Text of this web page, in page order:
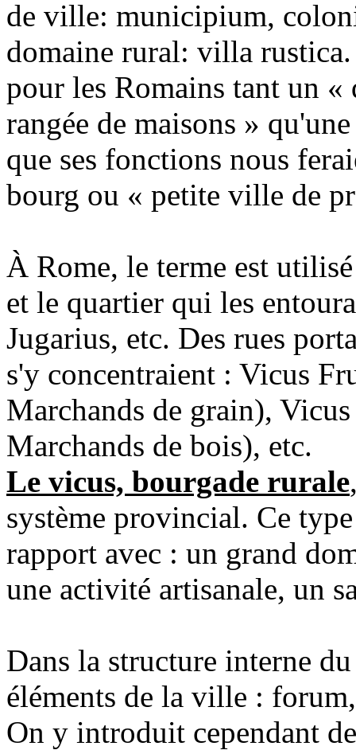
de ville: municipium,
domaine rural: villa
pour les Romains tant un
rangée de maisons »
que ses fonctions nous
bourg ou « petite ville de
À Rome, le terme est
et le quartier qui les
Jugarius, etc. Des rues
s'y concentraient : Vicus
Marchands de grain),
Marchands de bois), etc.
Le vicus, bourgade rurale
système provincial. Ce
rapport avec : un grand
une activité artisanale, un
Dans la structure interne
éléments de la ville :
On y introduit cependant